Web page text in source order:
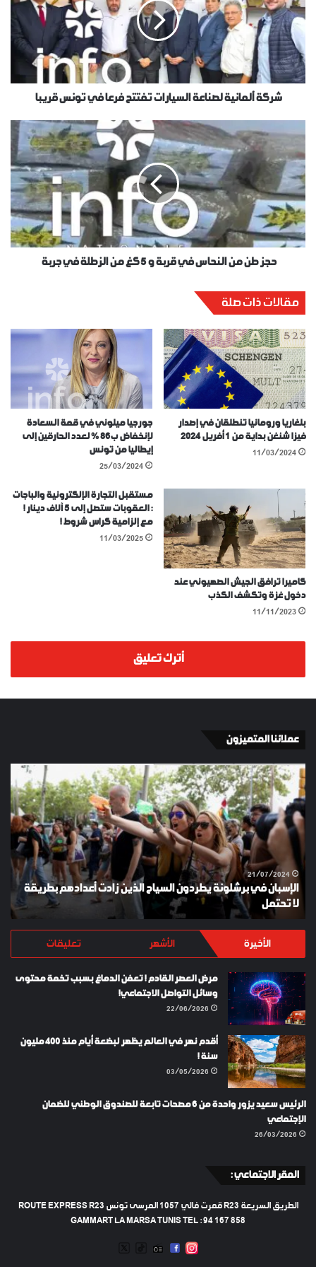
شركة ألمانية لصناعة السيارات تفتتح فرعا في تونس قريبا
حجز طن من النحاس في قربة و 5 كغ من الزطلة في جربة
مقالات ذات صلة
بلغاريا ورومانيا تنطلقان في إصدار
فيزا شنغن بداية من 1 أفريل 2024
11/03/2024
جورجيا ميلوني في قمة السعادة
لإنخفاض ب86 % لعدد الحارقين إلى
إيطاليا من تونس
25/03/2024
كاميرا ترافق الجيش الصهيوني عند
دخول غزة وتكشف الكذب
11/11/2023
مستقبل التجارة الإلكترونية والباجات
: العقوبات ستصل إلى 5 آلاف دينار !
مع إلزامية كراس شروط !
11/03/2025
أترك تعليق
عملائنا المتميزون
الإسبان
في
برشلونة
يطردون
السياح
الذين
زادت
أعدادهم
بطريقة
تحتمل
21/07/2024
الإسبان في برشلونة يطردون السياح الذين زادت أعدادهم بطريقة
لا تحتمل
الأخيرة الأشهر تعليقات
مرض العصر القادم ! تعفن الدماغ بسبب تخمة محتوى
وسائل التواصل الاجتماعي!
22/06/2026
أقدم نهر في العالم يظهر لبضعة أيام منذ 400 مليون
سنة !
03/05/2026
الرئيس سعيد يزور واحدة من 6 مصحات تابعة للصندوق الوطني للضمان
الإجتماعي
26/03/2026
المقر الاجتماعي :
الطريق السريعة R23 قمرت فالي 1057 المرسى تونس ROUTE EXPRESS R23
GAMMART LA MARSA TUNIS TEL : 94 167 858
INSTAGRAM
FACEBOOK
RADIO
TIKTOK